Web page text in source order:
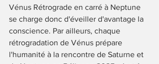
Vénus Rétrograde en carré à Neptune
se charge donc d'éveiller d'avantage la
conscience. Par ailleurs, chaque
rétrogradation de Vénus prépare
l'humanité à la rencontre de Saturne et